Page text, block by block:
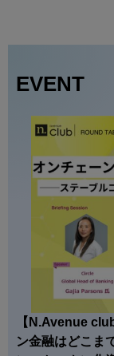
EVENT
【N.Avenue
ン金融はどこま